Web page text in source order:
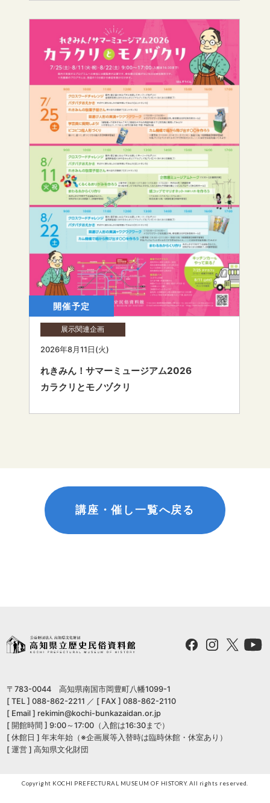
開催予定
展示関連企画
2026年8月11日(火)
れきみん！サマーミュージアム2026
カラクリとモノヅクリ
講座・催し一覧へ戻る
〒783-0044 高知県南国市岡豊町八幡1099-1
[ TEL ] 088-862-2211 ／ [ FAX ] 088-862-2110
[ Email ] rekimin@kochi-bunkazaidan.or.jp
[ 開館時間 ] 9:00～17:00（入館は16:30まで）
[ 休館日 ] 年末年始（※企画展等入替時は臨時休館・休室あり）
[ 運営 ] 高知県文化財団
Copyright KOCHI PREFECTURAL MUSEUM OF HISTORY. All rights reserved.